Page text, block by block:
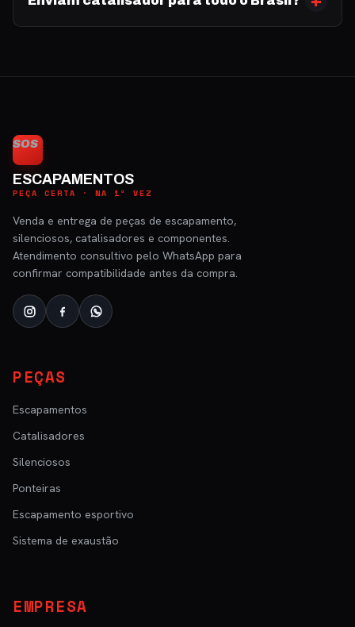
SOS
ESCAPAMENTOS
PEÇA CERTA · NA 1ª VEZ
Venda e entrega de peças de escapamento,
silenciosos, catalisadores e componentes.
Atendimento consultivo pelo WhatsApp para
confirmar compatibilidade antes da compra.
PEÇAS
Escapamentos
Catalisadores
Silenciosos
Ponteiras
Escapamento esportivo
Sistema de exaustão
EMPRESA